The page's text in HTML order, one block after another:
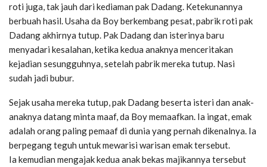
roti juga, tak jauh dari kediaman pak Dadang. Ketekunannya
berbuah hasil. Usaha da Boy berkembang pesat, pabrik roti pak
Dadang akhirnya tutup. Pak Dadang dan isterinya baru
menyadari kesalahan, ketika kedua anaknya menceritakan
kejadian sesungguhnya, setelah pabrik mereka tutup. Nasi
sudah jadi bubur.
Sejak usaha mereka tutup, pak Dadang beserta isteri dan anak-
anaknya datang minta maaf, da Boy memaafkan. Ia ingat, emak
adalah orang paling pemaaf di dunia yang pernah dikenalnya. Ia
berpegang teguh untuk mewarisi warisan emak tersebut.
Ia kemudian mengajak kedua anak bekas majikannya tersebut